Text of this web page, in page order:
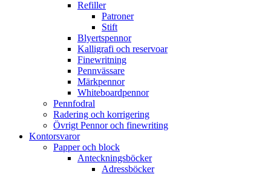
Refiller
Patroner
Stift
Blyertspennor
Kalligrafi och reservoar
Finewritning
Pennvässare
Märkpennor
Whiteboardpennor
Pennfodral
Radering och korrigering
Övrigt Pennor och finewriting
Kontorsvaror
Papper och block
Anteckningsböcker
Adressböcker